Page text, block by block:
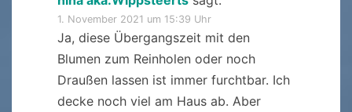
1. November 2021 um 15:39 Uhr
Ja, diese Übergangszeit mit den
Blumen zum Reinholen oder noch
Draußen lassen ist immer furchtbar. Ich
decke noch viel am Haus ab. Aber